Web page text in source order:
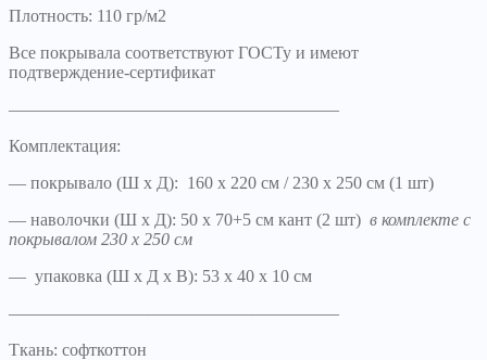
Плотность: 110 гр/м2
Все покрывала соответствуют ГОСТу и имеют
подтверждение-сертификат
———————————————————
Комплектация:
— покрывало (Ш х Д): 160 х 220 см / 230 х 250 см (1 шт)
— наволочки (Ш х Д): 50 х 70+5 см кант (2 шт) в комплекте с
покрывалом 230 х 250 см
— упаковка (Ш х Д х В): 53 х 40 х 10 см
———————————————————
Ткань: софткоттон